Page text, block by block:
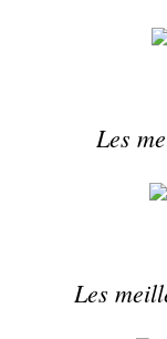
Les
Les